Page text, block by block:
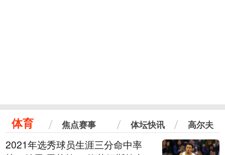
体育 焦点赛事 体坛快讯 高尔夫
2021年选秀球员生涯三分命中率